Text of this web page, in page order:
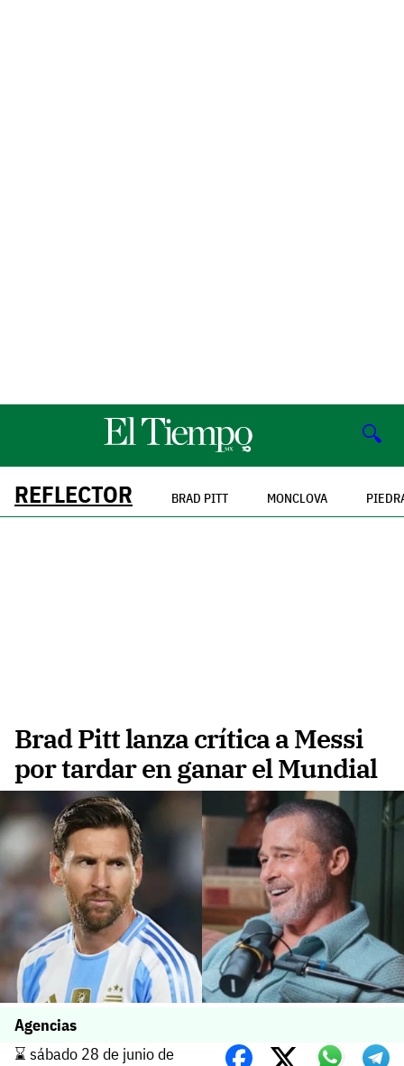
🔍
REFLECTOR BRAD PITT MONCLOVA
Brad Pitt lanza crítica a Messi
por tardar en ganar el Mundial
Agencias
⌛️ sábado 28 de junio de